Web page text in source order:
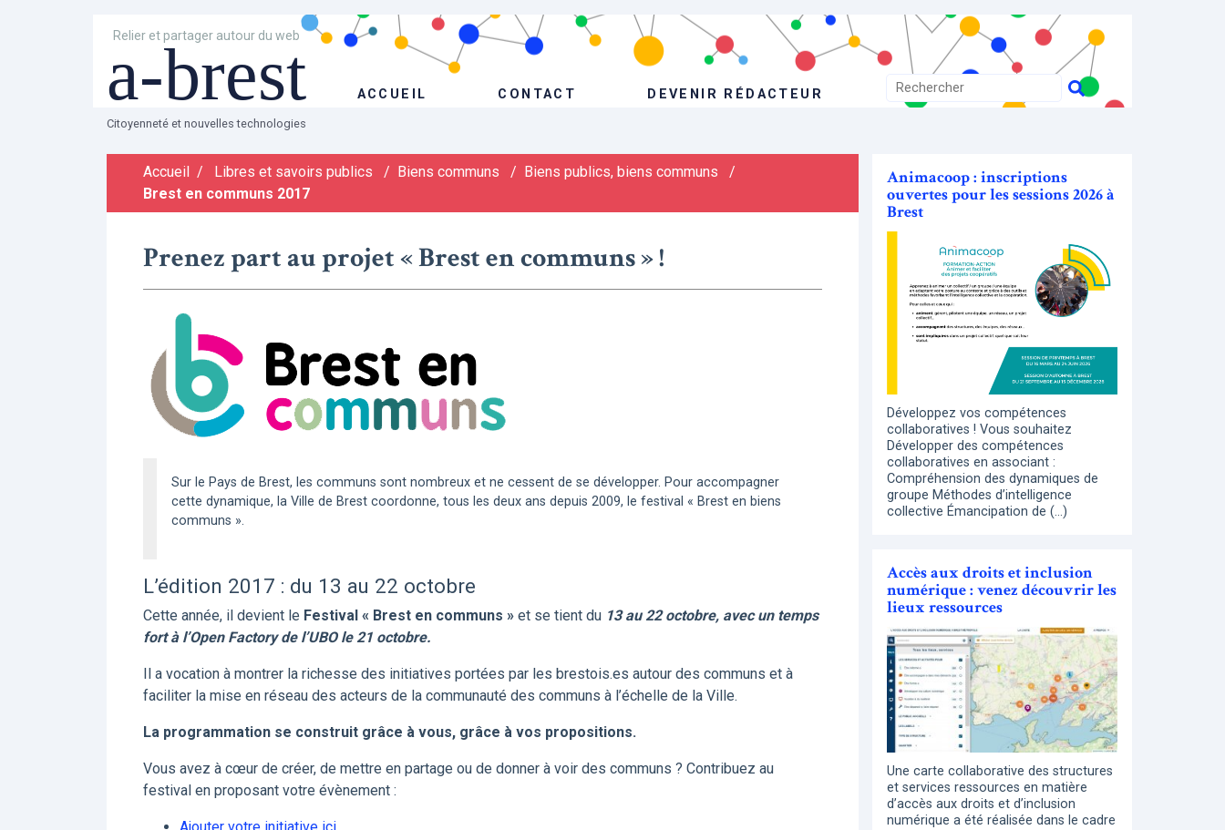
Relier et partager autour du web
a-brest ACCUEIL CONTACT DEVENIR RÉDACTEUR
Citoyenneté et nouvelles technologies
Accueil / Libres et savoirs publics / Biens communs / Biens publics, biens communs
/
Brest en communs 2017
Prenez part au projet « Brest en communs » !
Sur le Pays de Brest, les communs sont nombreux et ne cessent de se développer. Pour accompagner
cette dynamique, la Ville de Brest coordonne, tous les deux ans depuis 2009, le festival « Brest en biens
communs ».
L’édition 2017 : du 13 au 22 octobre
Cette année, il devient le Festival « Brest en communs » et se tient du 13 au 22 octobre, avec un temps
fort à l’Open Factory de l’UBO le 21 octobre.
Il a vocation à montrer la richesse des initiatives portées par les brestois.es autour des communs et à
faciliter la mise en réseau des acteurs de la communauté des communs à l’échelle de la Ville.
La programmation se construit grâce à vous, grâce à vos propositions.
Vous avez à cœur de créer, de mettre en partage ou de donner à voir des communs ? Contribuez au
festival en proposant votre évènement :
Animacoop : inscriptions
ouvertes pour les sessions 2026 à
Brest
Développez vos compétences
collaboratives ! Vous souhaitez
Développer des compétences
collaboratives en associant :
Compréhension des dynamiques de
groupe Méthodes d’intelligence
collective Émancipation de (…)
Accès aux droits et inclusion
numérique : venez découvrir les
lieux ressources
Une carte collaborative des structures
et services ressources en matière
d’accès aux droits et d’inclusion
numérique a été réalisée dans le cadre